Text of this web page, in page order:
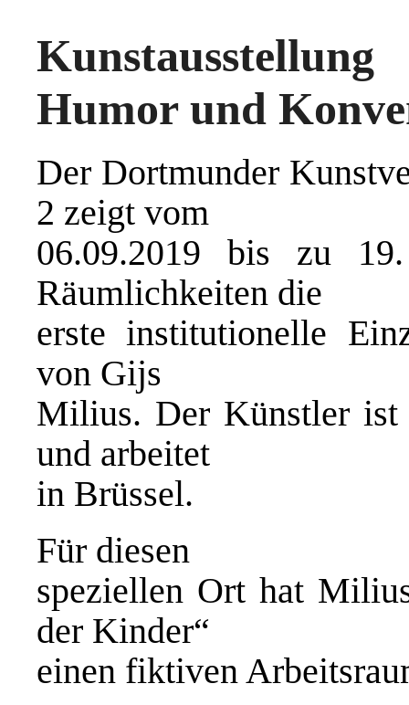
Humor und
Der Dortmunder
2 zeigt vom
06.09.2019 bis zu
Räumlichkeiten die
erste institutionelle
von Gijs
Milius. Der Künstler ist
und arbeitet
in Brüssel.
Für diesen
speziellen Ort hat
der Kinder“
einen fiktiven